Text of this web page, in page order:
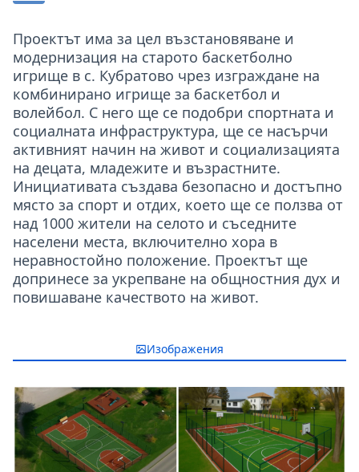
Проектът има за цел възстановяване и
модернизация на старото баскетболно
игрище в с. Кубратово чрез изграждане на
комбинирано игрище за баскетбол и
волейбол. С него ще се подобри спортната и
социалната инфраструктура, ще се насърчи
активният начин на живот и социализацията
на децата, младежите и възрастните.
Инициативата създава безопасно и достъпно
място за спорт и отдих, което ще се ползва от
над 1000 жители на селото и съседните
населени места, включително хора в
неравностойно положение. Проектът ще
допринесе за укрепване на общностния дух и
повишаване качеството на живот.
Изображения